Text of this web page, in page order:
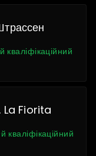
кваліфікаційний
La Fiorita
кваліфікаційний